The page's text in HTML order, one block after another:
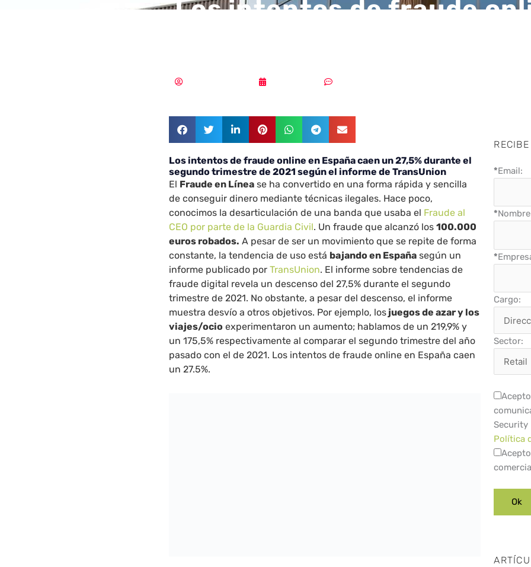
Los intentos de fraude
Los intentos de fraude online en España caen un 27,5% durante el
segundo trimestre de 2021 según el informe de TransUnion
El Fraude en Línea se ha convertido en una forma rápida y sencilla
de conseguir dinero mediante técnicas ilegales. Hace poco,
conocimos la desarticulación de una banda que usaba el Fraude al
CEO por parte de la Guardia Civil. Un fraude que alcanzó los100.000
euros robados. A pesar de ser un movimiento que se repite de forma
constante, la tendencia de uso está bajando en España según un
informe publicado porTransUnion. El informe sobre tendencias de
fraude digital revela un descenso del 27,5% durante el segundo
trimestre de 2021. No obstante, a pesar del descenso, el informe
muestra desvío a otros objetivos. Por ejemplo, los juegos de azar y los
viajes/ocio experimentaron un aumento; hablamos de un 219,9% y
un 175,5% respectivamente al comparar el segundo trimestre del año
pasado con el de 2021. Los intentos de fraude online en España caen
un 27.5%.
*Email:
*
*
Cargo:
Sector:
Security
Política